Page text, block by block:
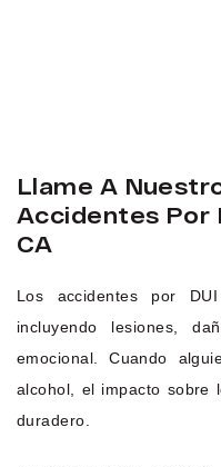
Llame A
Accidentes Por
CA
Los accidentes por
incluyendo lesiones,
emocional. Cuando
alcohol, el impacto sobre
duradero.